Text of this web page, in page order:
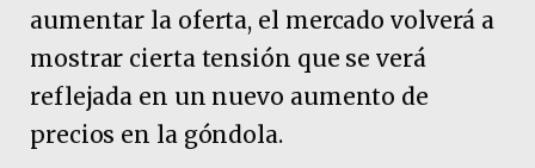
aumentar la oferta, el mercado volverá a
mostrar cierta tensión que se verá
reflejada en un nuevo aumento de
precios en la góndola.